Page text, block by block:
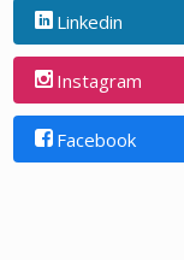
Linkedin
Instagram
Facebook